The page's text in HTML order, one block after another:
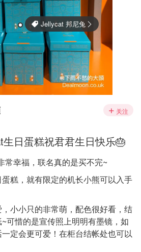
关注
日蛋糕祝君君生日快乐🎂
常幸福，联名真的是买不完~
糕，就有限定的机长小熊可以入手
小小只的非常萌，配色很好看，结
可惜的是宣传照上明明有墨镜，如
定会更可爱！在柜台结帐处也可以